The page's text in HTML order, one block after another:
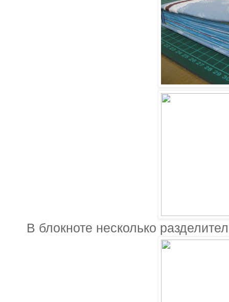
В блокноте несколько